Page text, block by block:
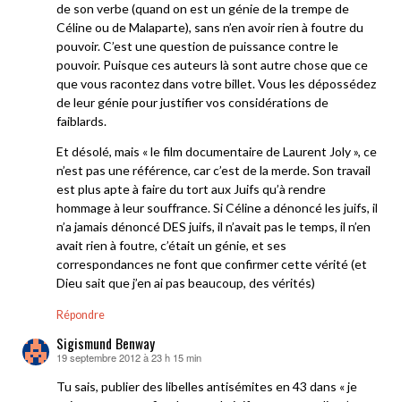
de son verbe (quand on est un génie de la trempe de
Céline ou de Malaparte), sans n’en avoir rien à foutre du
pouvoir. C’est une question de puissance contre le
pouvoir. Puisque ces auteurs là sont autre chose que ce
que vous racontez dans votre billet. Vous les dépossédez
de leur génie pour justifier vos considérations de
faiblards.
Et désolé, mais « le film documentaire de Laurent Joly », ce
n’est pas une référence, car c’est de la merde. Son travail
est plus apte à faire du tort aux Juifs qu’à rendre
hommage à leur souffrance. Si Céline a dénoncé les juifs, il
n’a jamais dénoncé DES juifs, il n’avait pas le temps, il n’en
avait rien à foutre, c’était un génie, et ses
correspondances ne font que confirmer cette vérité (et
Dieu sait que j’en ai pas beaucoup, des vérités)
Répondre
Sigismund Benway
dit :
19 septembre 2012 à 23 h 15 min
Tu sais, publier des libelles antisémites en 43 dans « je